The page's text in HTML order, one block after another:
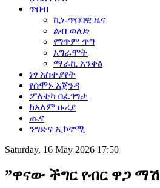
ጥበብ
ኪነ-ጥበባዊ ዜና
ልብ ወለድ
የግጥም ጥግ
አግራሞት
ማራኪ አንቀፅ
ነፃ አስተያየት
የሰሞኑ አጀንዳ
ፖለቲካ በፈገግታ
ከአለም ዙሪያ
ጤና
ንግድና ኢኮኖሚ
Saturday, 16 May 2026 17:50
”ዋናው ችግር የብር ዋጋ